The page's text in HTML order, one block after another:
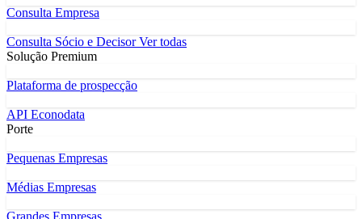
Consulta Empresa
Consulta Sócio e DecisorVer todas
Solução Premium
Plataforma de prospecção
API Econodata
Porte
Pequenas Empresas
Médias Empresas
Grandes Empresas